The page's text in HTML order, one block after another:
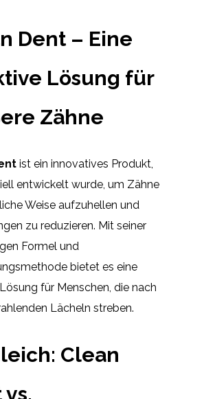
Dent – Eine
Lösung für
Zähne
ist ein innovatives Produkt,
entwickelt wurde, um Zähne
Weise aufzuhellen und
zu reduzieren. Mit seiner
Formel und
bietet es eine
für Menschen, die nach
Lächeln streben.
Clean